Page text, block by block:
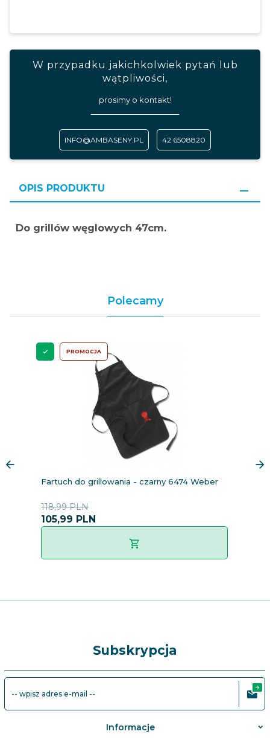
W przypadku jakichkolwiek pytań lub
wątpliwości,
prosimy o kontakt!
INFO@AMBASENY.PL 42 6508820
OPIS PRODUKTU
Do grillów węglowych 47cm.
Polecamy
PROMOCJA
Fartuch do grillowania - czarny 6474 Weber
105,99 PLN
118,99 PLN
Subskrypcja
-- wpisz adres e-mail --
Informacje